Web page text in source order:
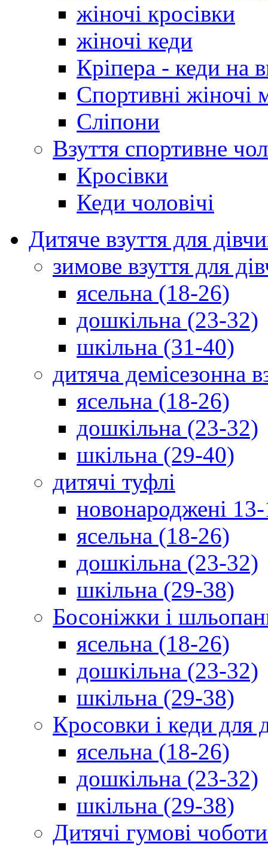
жіночі кросівки
жіночі кеди
Кріпера - кеди на
Спортивні жіночі
Сліпони
Взуття спортивне
Кросівки
Кеди чоловічі
Дитяче взуття для
зимове взуття для
ясельна (18-26)
дошкільна (23-32)
шкільна (31-40)
дитяча демісезонна
ясельна (18-26)
дошкільна (23-32)
шкільна (29-40)
дитячі туфлі
новонароджені
ясельна (18-26)
дошкільна (23-32)
шкільна (29-38)
Босоніжки і
ясельна (18-26)
дошкільна (23-32)
шкільна (29-38)
Кросовки і кеди для
ясельна (18-26)
дошкільна (23-32)
шкільна (29-38)
Дитячі гумові